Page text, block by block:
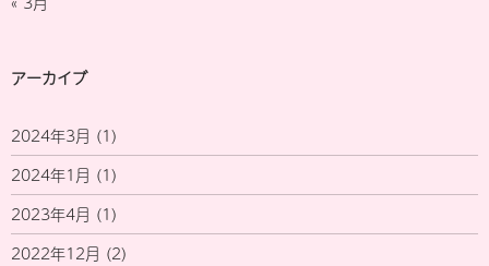
アーカイブ
2024年3月 (1)
2024年1月 (1)
2023年4月 (1)
2022年12月 (2)